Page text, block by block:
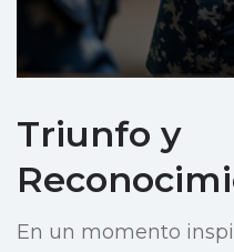
Triunfo y
En un momento